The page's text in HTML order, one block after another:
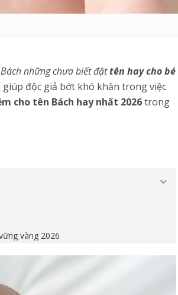
những chưa biết đặttên hay cho bé
giúp độc giả bớt khó khăn trong việc
cho tên Bách hay nhất 2026trong
vàng 2026